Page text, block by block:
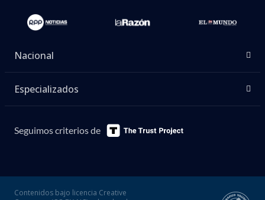
Nacional
Especializados
Seguimos criterios de
Contenidos bajo licencia Creative